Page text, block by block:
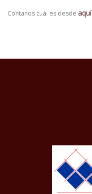
Contanos cuál es desde aquí